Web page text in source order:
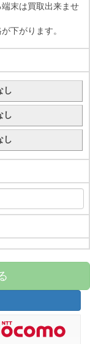
末は買取出来ませ
下がります。
し
し
し